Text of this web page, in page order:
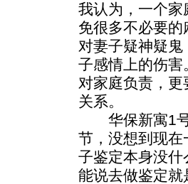
我认为，一个
免很多不必要
对妻子疑神疑
子感情上的伤
对家庭负责，
关系。
华保新寓1号
节，没想到现
子鉴定本身没
能说去做鉴定